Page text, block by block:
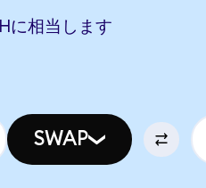
に相当します
SWAP